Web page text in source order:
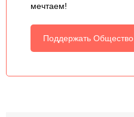
мечтаем!
Поддержать Общество